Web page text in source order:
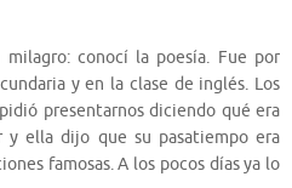
conocí la poesía. Fue por
y en la clase de inglés. Los
presentarnos diciendo qué era
y ella dijo que su pasatiempo era
famosas. A los pocos días ya lo